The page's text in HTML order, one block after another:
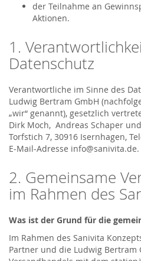
der Teilnahme an
Aktionen.
1.
Datenschutz
Verantwortliche im Sinne des
Ludwig Bertram GmbH
„wir“ genannt), gesetzlich
Dirk Moch, Andreas Schaper
Torfstich 7, 30916 Isernhagen,
E-Mail-Adresse info@sanivita.de.
2. Gemeinsame
im Rahmen des
Was ist der Grund für die
Im Rahmen des Sanivita
Partner und die Ludwig Bertram